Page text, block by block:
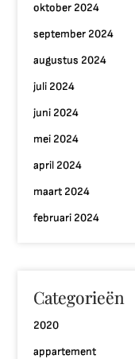
oktober 2024
september 2024
augustus 2024
juli 2024
juni 2024
mei 2024
april 2024
maart 2024
februari 2024
Categorieën
2020
appartement